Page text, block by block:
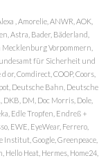
, Amorelie, ANWR, AOK,
Astra, Bader, Bäderland,
Vorpommern,
für Sicherheit und
Comdirect, COOP, Coors,
Deutsche Bahn, Deutsche
DM, Doc Morris, Dole,
Edle Tropfen, Endreß +
EWE, EyeWear, Ferrero,
Google, Greenpeace,
Heat, Hermes, Home24,